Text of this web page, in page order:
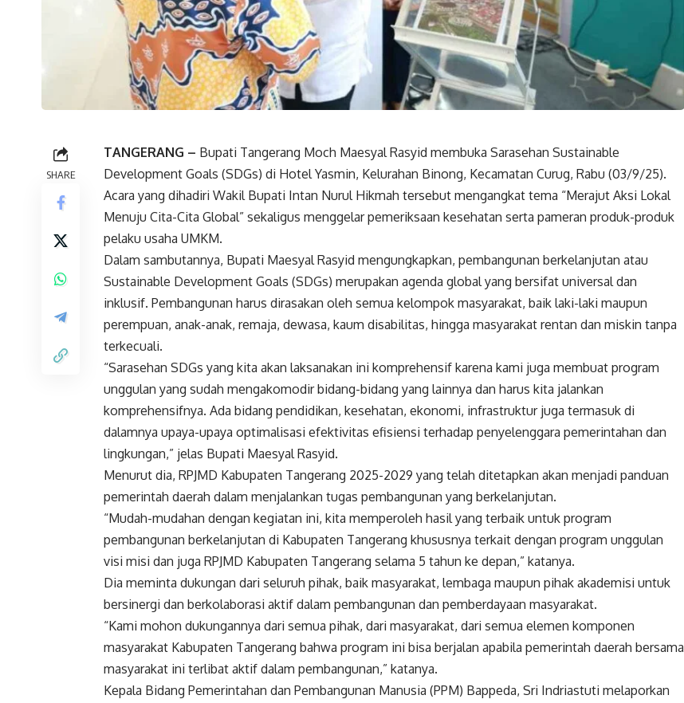
SHARE
TANGERANG – Bupati Tangerang Moch Maesyal Rasyid membuka Sarasehan Sustainable
Development Goals (SDGs) di Hotel Yasmin, Kelurahan Binong, Kecamatan Curug, Rabu (03/9/25).
Acara yang dihadiri Wakil Bupati Intan Nurul Hikmah tersebut mengangkat tema “Merajut Aksi Lokal
Menuju Cita-Cita Global” sekaligus menggelar pemeriksaan kesehatan serta pameran produk-produk
pelaku usaha UMKM.
Dalam sambutannya, Bupati Maesyal Rasyid mengungkapkan, pembangunan berkelanjutan atau
Sustainable Development Goals (SDGs) merupakan agenda global yang bersifat universal dan
inklusif. Pembangunan harus dirasakan oleh semua kelompok masyarakat, baik laki-laki maupun
perempuan, anak-anak, remaja, dewasa, kaum disabilitas, hingga masyarakat rentan dan miskin tanpa
terkecuali.
“Sarasehan SDGs yang kita akan laksanakan ini komprehensif karena kami juga membuat program
unggulan yang sudah mengakomodir bidang-bidang yang lainnya dan harus kita jalankan
komprehensifnya. Ada bidang pendidikan, kesehatan, ekonomi, infrastruktur juga termasuk di
dalamnya upaya-upaya optimalisasi efektivitas efisiensi terhadap penyelenggara pemerintahan dan
lingkungan,” jelas Bupati Maesyal Rasyid.
Menurut dia, RPJMD Kabupaten Tangerang 2025-2029 yang telah ditetapkan akan menjadi panduan
pemerintah daerah dalam menjalankan tugas pembangunan yang berkelanjutan.
“Mudah-mudahan dengan kegiatan ini, kita memperoleh hasil yang terbaik untuk program
pembangunan berkelanjutan di Kabupaten Tangerang khususnya terkait dengan program unggulan
visi misi dan juga RPJMD Kabupaten Tangerang selama 5 tahun ke depan,” katanya.
Dia meminta dukungan dari seluruh pihak, baik masyarakat, lembaga maupun pihak akademisi untuk
bersinergi dan berkolaborasi aktif dalam pembangunan dan pemberdayaan masyarakat.
“Kami mohon dukungannya dari semua pihak, dari masyarakat, dari semua elemen komponen
masyarakat Kabupaten Tangerang bahwa program ini bisa berjalan apabila pemerintah daerah bersama
masyarakat ini terlibat aktif dalam pembangunan,” katanya.
Kepala Bidang Pemerintahan dan Pembangunan Manusia (PPM) Bappeda, Sri Indriastuti melaporkan